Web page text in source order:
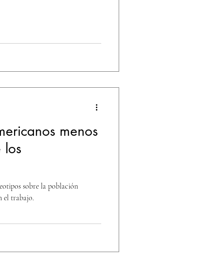
menos
los
sobre la población
el trabajo.